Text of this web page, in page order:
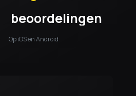
beoordelingen
Op iOS en Android